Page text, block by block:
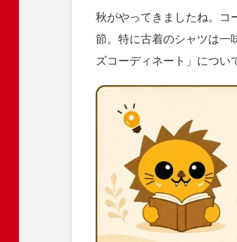
秋がやってきましたね。コ
節。特に古着のシャツは一
ズコーディネート」につい